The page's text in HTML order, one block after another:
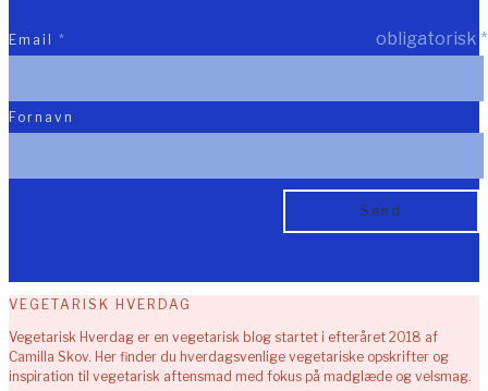
*
obligatorisk
Email *
Fornavn
VEGETARISK HVERDAG
Vegetarisk Hverdag er en vegetarisk blog startet i efteråret 2018 af
Camilla Skov. Her finder du hverdagsvenlige vegetariske opskrifter og
inspiration til vegetarisk aftensmad med fokus på madglæde og velsmag.